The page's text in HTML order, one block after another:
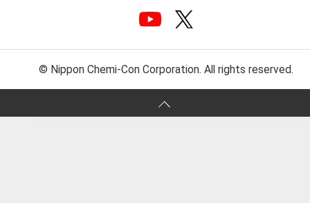
© Nippon Chemi-Con Corporation. All rights reserved.